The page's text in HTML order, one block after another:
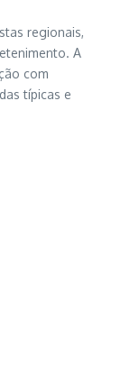
regionais,
A
com
típicas e